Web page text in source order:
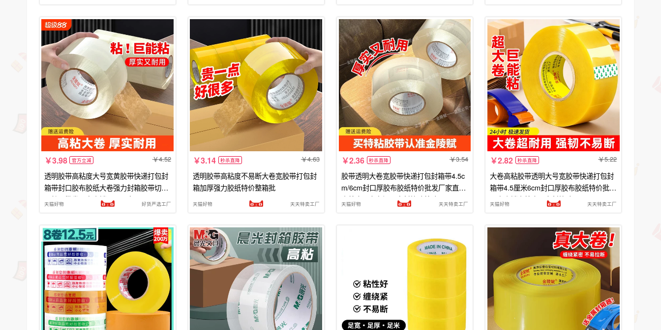
3.98 官方立减 4.52
透明胶带高粘度大号宽黄胶带快递打包封
箱带封口胶布胶纸大卷强力封箱胶带切割
器特价批发厂家直销双面固定
天猫好物 好货严选工厂
3.14 秒杀直降 4.63
透明胶带高粘度不易断大卷宽胶带打包封
箱加厚强力胶纸特价整箱批
天猫好物 天天特卖工厂
2.36 秒杀直降 3.54
胶带透明大卷宽胶带快递打包封箱带4.5c
m/6cm封口厚胶布胶纸特价批发厂家直销
高粘度强力车间固定封箱胶粘胶
天猫好物 天天特卖工厂
2.82 秒杀直降 5.22
大卷高粘胶带透明大号宽胶带快递打包封
箱带4.5厘米6cm封口厚胶布胶纸特价批发
厂家直销高粘度强力封箱胶双面
天猫好物 天天特卖工厂